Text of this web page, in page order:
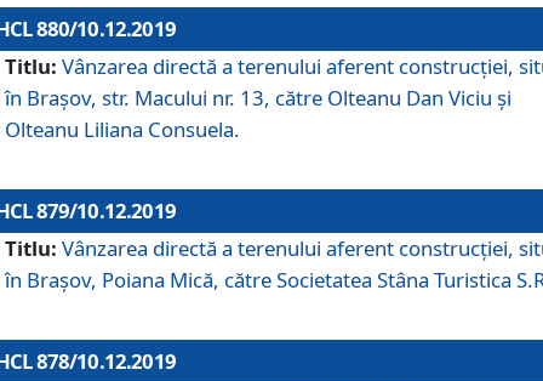
880/10.12.2019
Titlu: Vânzarea directă a terenului aferent construcției,
în Brașov, str. Macului nr. 13, către Olteanu Dan Viciu și
Olteanu Liliana Consuela.
879/10.12.2019
Titlu: Vânzarea directă a terenului aferent construcției,
în Brașov, Poiana Mică, către Societatea Stâna Turistica
878/10.12.2019